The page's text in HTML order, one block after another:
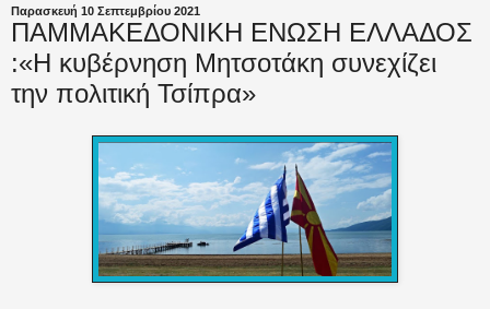
Παρασκευή 10 Σεπτεμβρίου 2021
ΠΑΜΜΑΚΕΔΟΝΙΚΗ ΕΝΩΣΗ ΕΛΛΑΔΟΣ
:«Η κυβέρνηση Μητσοτάκη συνεχίζει
την πολιτική Τσίπρα»